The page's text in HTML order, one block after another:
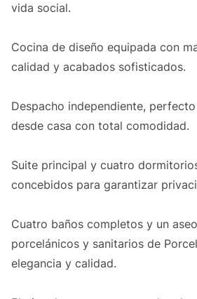
vida social.
Cocina de diseño equipada con
calidad y acabados sofisticados.
Despacho independiente,
desde casa con total comodidad.
Suite principal y cuatro
concebidos para garantizar
Cuatro baños completos y un
porcelánicos y sanitarios de
elegancia y calidad.